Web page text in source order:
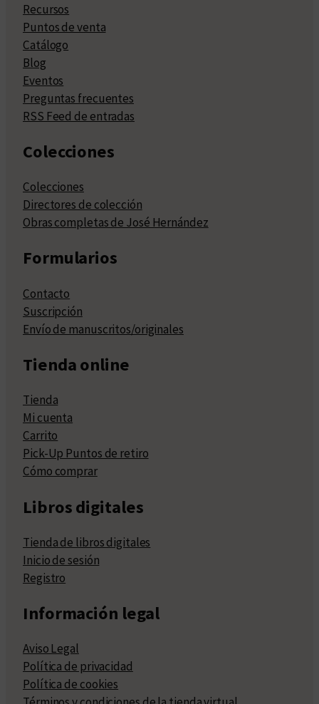
Recursos
Puntos de venta
Catálogo
Blog
Eventos
Preguntas frecuentes
RSS Feed de entradas
Colecciones
Colecciones
Directores de colección
Obras completas de José Hernández
Formularios
Contacto
Suscripción
Envío de manuscritos/originales
Tienda online
Tienda
Mi cuenta
Carrito
Pick-Up Puntos de retiro
Cómo comprar
Libros digitales
Tienda de libros digitales
Inicio de sesión
Registro
Información legal
Aviso Legal
Política de privacidad
Política de cookies